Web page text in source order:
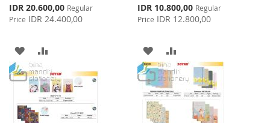
Special
Price
IDR 20.600,00 Regular
Price IDR 24.400,00
ADD
TO
WISH
LIST
TO
COMPARE
Special
Price
IDR 10.800,00 Regular
Price IDR 12.800,00
ADD
TO
WISH
LIST
TO
COMPARE